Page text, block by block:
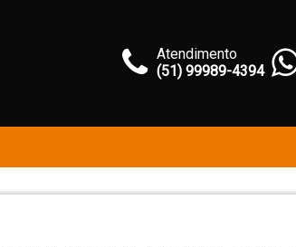
Atendimento
(51) 99989-4394